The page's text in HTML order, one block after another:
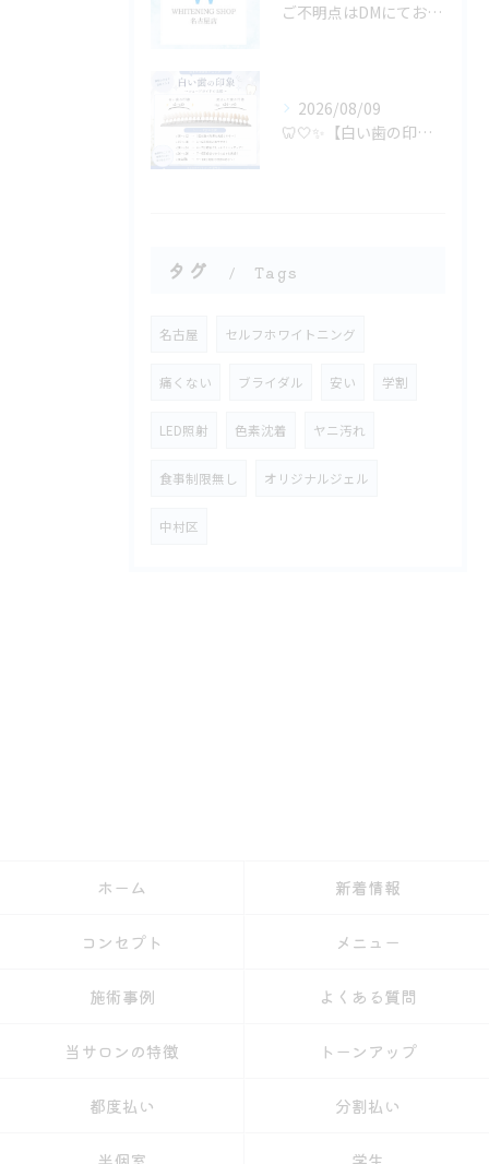
ご不明点はDMにてお気軽にお問い合わせください✨🩷
2026/08/09
🦷🤍✨【白い歯の印象、どのくらい違う？】✨🤍🦷
タグ Tags
名古屋 セルフホワイトニング
痛くない ブライダル 安い 学割
LED照射 色素沈着 ヤニ汚れ
食事制限無し オリジナルジェル
中村区
ホーム 新着情報
コンセプト メニュー
施術事例 よくある質問
当サロンの特徴 トーンアップ
都度払い 分割払い